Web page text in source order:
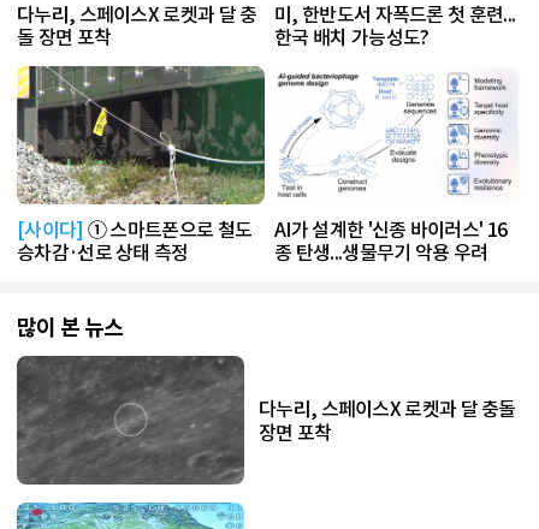
다누리, 스페이스X 로켓과 달 충
돌 장면 포착
미, 한반도서 자폭드론 첫 훈련...
한국 배치 가능성도?
[사이다] ① 스마트폰으로 철도
승차감·선로 상태 측정
AI가 설계한 '신종 바이러스' 16
종 탄생...생물무기 악용 우려
많이 본 뉴스
다누리, 스페이스X 로켓과 달 충돌
장면 포착